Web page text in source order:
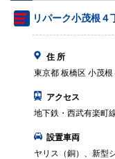
リパーク小茂根４
住 所
東京都 板橋区 小茂根
アクセス
地下鉄・西武有楽町
設置車両
ヤリス（銅）、新型